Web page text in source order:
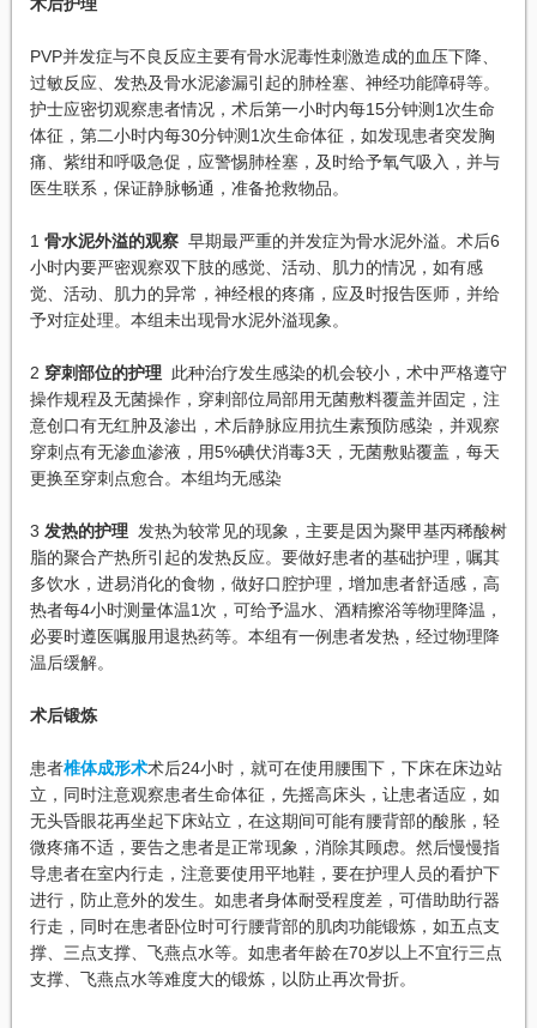
PVP并发症与不良反应主要有骨水泥毒性刺激造成的血压下降、
过敏反应、发热及骨水泥渗漏引起的肺栓塞、神经功能障碍等。
护士应密切观察患者情况，术后第一小时内每15分钟测1次生命
体征，第二小时内每30分钟测1次生命体征，如发现患者突发胸
痛、紫绀和呼吸急促，应警惕肺栓塞，及时给予氧气吸入，并与
医生联系，保证静脉畅通，准备抢救物品。
1 骨水泥外溢的观察 早期最严重的并发症为骨水泥外溢。术后6
小时内要严密观察双下肢的感觉、活动、肌力的情况，如有感
觉、活动、肌力的异常，神经根的疼痛，应及时报告医师，并给
予对症处理。本组未出现骨水泥外溢现象。
2 穿刺部位的护理 此种治疗发生感染的机会较小，术中严格遵守
操作规程及无菌操作，穿剌部位局部用无菌敷料覆盖并固定，注
意创口有无红肿及渗出，术后静脉应用抗生素预防感染，并观察
穿刺点有无渗血渗液，用5%碘伏消毒3天，无菌敷贴覆盖，每天
更换至穿刺点愈合。本组均无感染
3 发热的护理 发热为较常见的现象，主要是因为聚甲基丙稀酸树
脂的聚合产热所引起的发热反应。要做好患者的基础护理，嘱其
多饮水，进易消化的食物，做好口腔护理，增加患者舒适感，高
热者每4小时测量体温1次，可给予温水、酒精擦浴等物理降温，
必要时遵医嘱服用退热药等。本组有一例患者发热，经过物理降
温后缓解。
术后锻炼
患者椎体成形术术后24小时，就可在使用腰围下，下床在床边站
立，同时注意观察患者生命体征，先摇高床头，让患者适应，如
无头昏眼花再坐起下床站立，在这期间可能有腰背部的酸胀，轻
微疼痛不适，要告之患者是正常现象，消除其顾虑。然后慢慢指
导患者在室内行走，注意要使用平地鞋，要在护理人员的看护下
进行，防止意外的发生。如患者身体耐受程度差，可借助助行器
行走，同时在患者卧位时可行腰背部的肌肉功能锻炼，如五点支
撑、三点支撑、飞燕点水等。如患者年龄在70岁以上不宜行三点
支撑、飞燕点水等难度大的锻炼，以防止再次骨折。